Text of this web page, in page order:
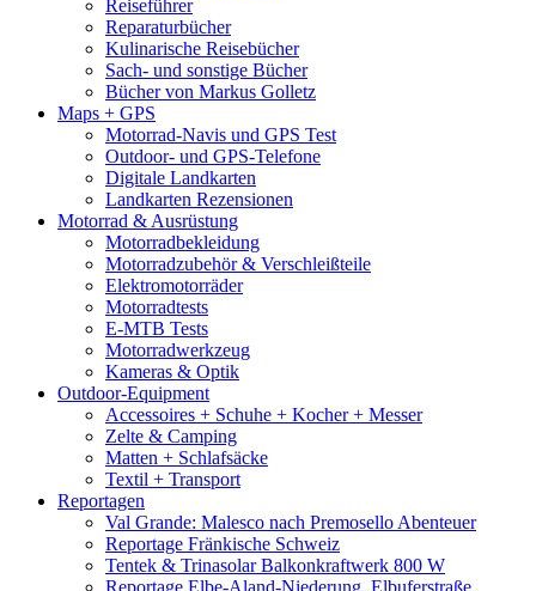
Reiseführer
Reparaturbücher
Kulinarische Reisebücher
Sach- und sonstige Bücher
Bücher von Markus Golletz
Maps + GPS
Motorrad-Navis und GPS Test
Outdoor- und GPS-Telefone
Digitale Landkarten
Landkarten Rezensionen
Motorrad & Ausrüstung
Motorradbekleidung
Motorradzubehör & Verschleißteile
Elektromotorräder
Motorradtests
E-MTB Tests
Motorradwerkzeug
Kameras & Optik
Outdoor-Equipment
Accessoires + Schuhe + Kocher + Messer
Zelte & Camping
Matten + Schlafsäcke
Textil + Transport
Reportagen
Val Grande: Malesco nach Premosello Abenteuer
Reportage Fränkische Schweiz
Tentek & Trinasolar Balkonkraftwerk 800 W